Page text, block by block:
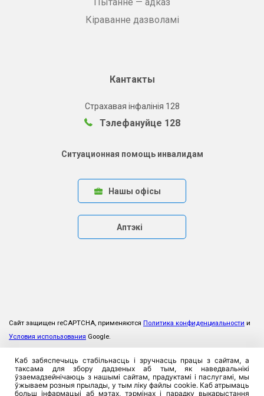
Кіраванне дазволамі
Кантакты
Страхавая інфалінія 128
Тэлефануйце 128
Ситуационная помощь инвалидам
Нашы офісы
Аптэкі
Сайт защищен reCAPTCHA, применяются Политика конфиденциальности и
Условия использования Google.
Каб забяспечыць стабільнасць і зручнасць працы з сайтам, а
таксама для збору дадзеных аб тым, як наведвальнікі
ўзаемадзейнічаюць з нашымі сайтам, прадуктамі і паслугамі, мы
ўжываем розныя прылады, у тым ліку файлы cookie. Каб атрымаць
больш інфармацыі аб мэтах, тэрмінах і парадку выкарыстання